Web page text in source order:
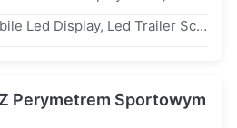
Komercyjne Truck Mobile Led Display, Led Trailer Screen For Promotion / Notice
Perymetrem Sportowym